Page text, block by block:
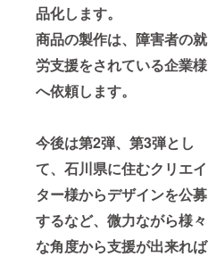
品化します。
商品の製作は、 障害者の就
労支援をされている企業様
へ依頼します。
今後は第2弾、第3弾とし
て、石川県に住むクリエイ
ター様からデザインを公募
するなど、 微力ながら様々
な角度から支援が出来れば